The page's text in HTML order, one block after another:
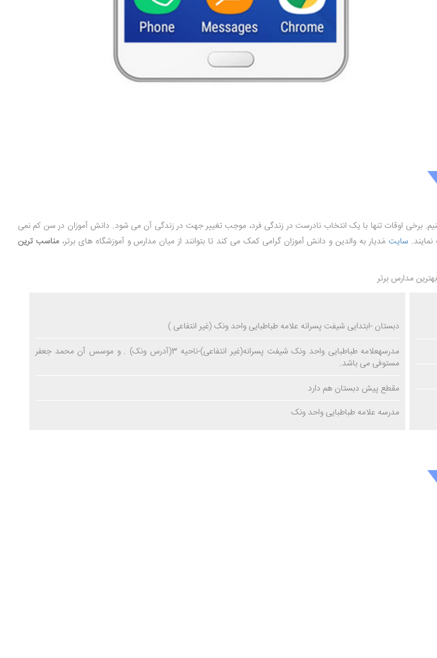
برخی اوقات تنها با یک انتخاب نادرست در زندگی فرد، موجب تغییر جهت در زندگی آن می شود. دانش آموزان در سن کم نمی
سایتمَدیار به والدین و دانش آموزان گرامی کمک می کند تا بتوانند از میان مدارس و آموزشگاه های برتر،مناسب ترین
دبستان -ابتدایی شیفت پسرانه علامه طباطبایی واحد ونک (غیر انتفاعی )
مدرسهعلامه طباطبایی واحد ونک شیفت پسرانه(غیر انتفاعی)-ناحیه 3(آدرس ونک) . و موسس آن محمد جعفر
مستوفی می باشد.
مقطع پیش دبستان هم دارد
مدرسه علامه طباطبایی واحد ونک